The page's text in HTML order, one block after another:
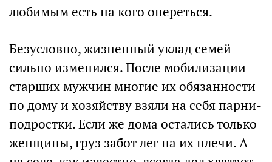
любимым есть на кого опереться.
Безусловно, жизненный уклад семей
сильно изменился. После мобилизации
старших мужчин многие их обязанности
по дому и хозяйству взяли на себя парни-
подростки. Если же дома остались только
женщины, груз забот лег на их плечи. А